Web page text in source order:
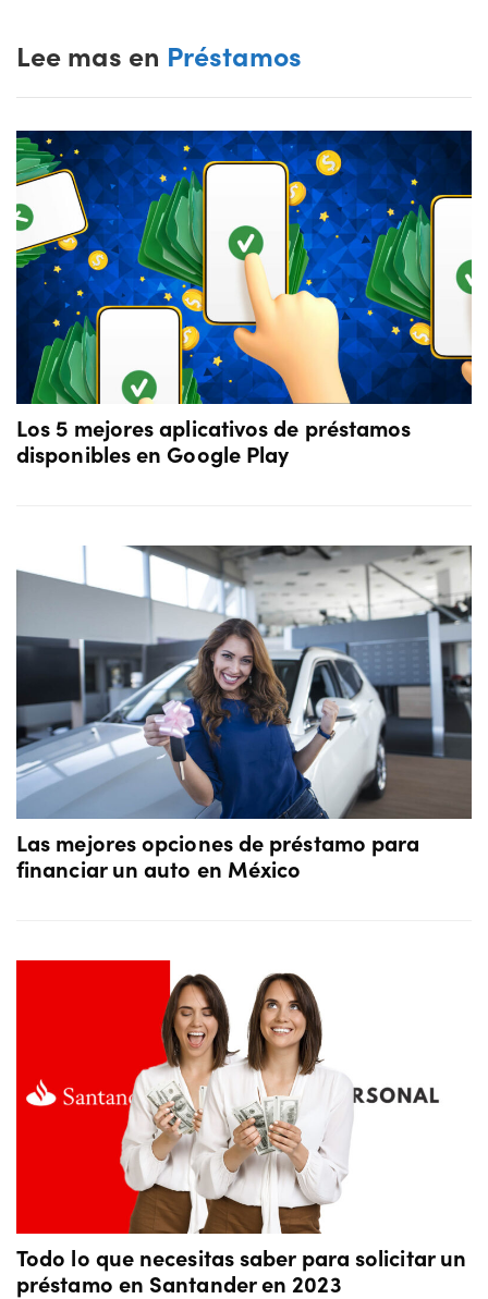
Lee mas en Préstamos
Los 5 mejores aplicativos de préstamos
disponibles en Google Play
Las mejores opciones de préstamo para
financiar un auto en México
Todo lo que necesitas saber para solicitar un
préstamo en Santander en 2023